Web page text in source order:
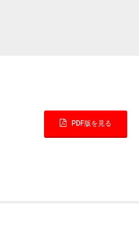
PDF版を見る